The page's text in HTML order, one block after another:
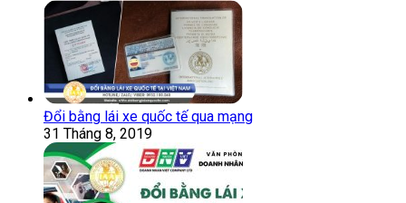
Đổi bằng lái xe quốc tế qua mạng
31 Tháng 8, 2019